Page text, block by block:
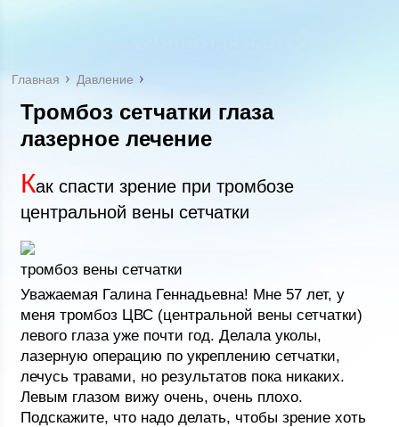
Главная Давление
Тромбоз сетчатки глаза
лазерное лечение
Как спасти зрение при тромбозе
центральной вены сетчатки
тромбоз вены сетчатки
Уважаемая Галина Геннадьевна! Мне 57 лет, у
меня тромбоз ЦВС (центральной вены сетчатки)
левого глаза уже почти год. Делала уколы,
лазерную операцию по укреплению сетчатки,
лечусь травами, но результатов пока никаких.
Левым глазом вижу очень, очень плохо.
Подскажите, что надо делать, чтобы зрение хоть